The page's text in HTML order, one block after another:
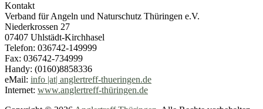
Kontakt
Verband für Angeln und Naturschutz Thüringen e.V.
Niederkrossen 27
07407 Uhlstädt-Kirchhasel
Telefon: 036742-149999
Fax: 036742-734999
Handy: (0160)8858336
eMail: info |at| anglertreff-thueringen.de
Internet: www.anglertreff-thüringen.de